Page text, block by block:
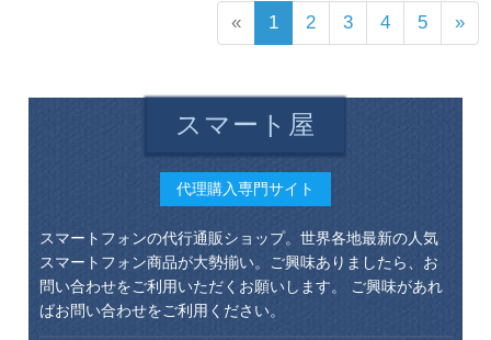
« 1 2 3 4 5 »
スマート屋
代理購入専門サイト
スマートフォンの代行通販ショップ。世界各地最新の人気
スマートフォン商品が大勢揃い。ご興味ありましたら、お
問い合わせをご利用いただくお願いします。 ご興味があれ
ばお問い合わせをご利用ください。